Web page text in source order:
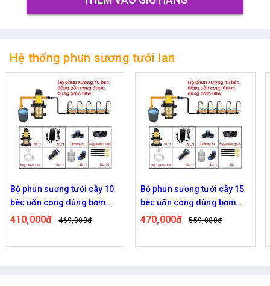
Hệ thống phun sương tưới lan
Bộ phun sương tưới cây 15
béc uốn cong dùng bơm
60w
470,000đ 559,000đ
Bộ phun sương tưới cây tự
động 20 béc uốn cong bơm
đôi 96w time
820,000đ 939,000đ